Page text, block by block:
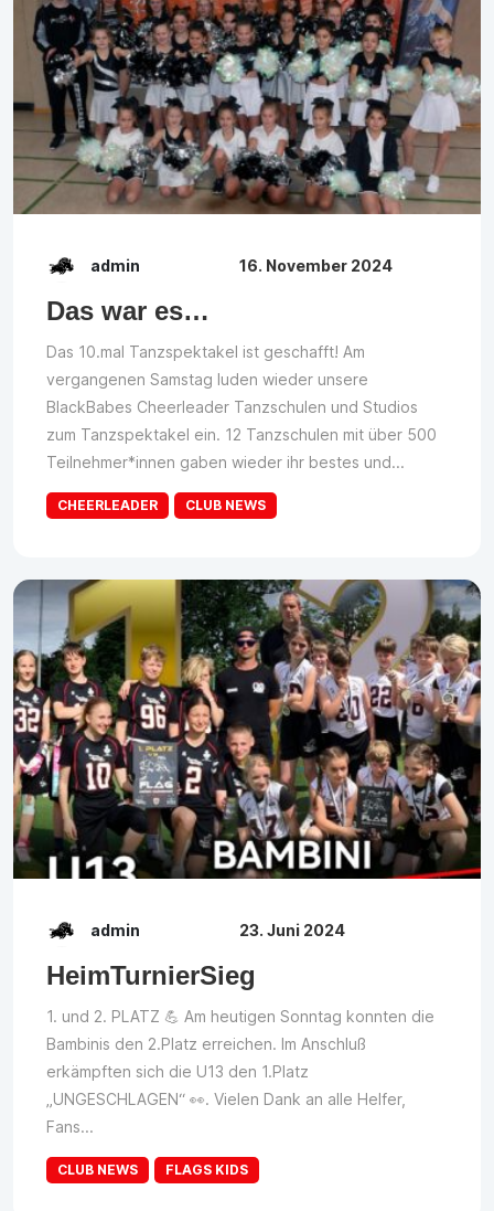
admin 16. November 2024
Das war es…
Das 10.mal Tanzspektakel ist geschafft! Am
vergangenen Samstag luden wieder unsere
BlackBabes Cheerleader Tanzschulen und Studios
zum Tanzspektakel ein. 12 Tanzschulen mit über 500
Teilnehmer*innen gaben wieder ihr bestes und...
CHEERLEADER CLUB NEWS
admin 23. Juni 2024
HeimTurnierSieg
1. und 2. PLATZ 💪 Am heutigen Sonntag konnten die
Bambinis den 2.Platz erreichen. Im Anschluß
erkämpften sich die U13 den 1.Platz
„UNGESCHLAGEN“ 👀. Vielen Dank an alle Helfer,
Fans...
CLUB NEWS FLAGS KIDS